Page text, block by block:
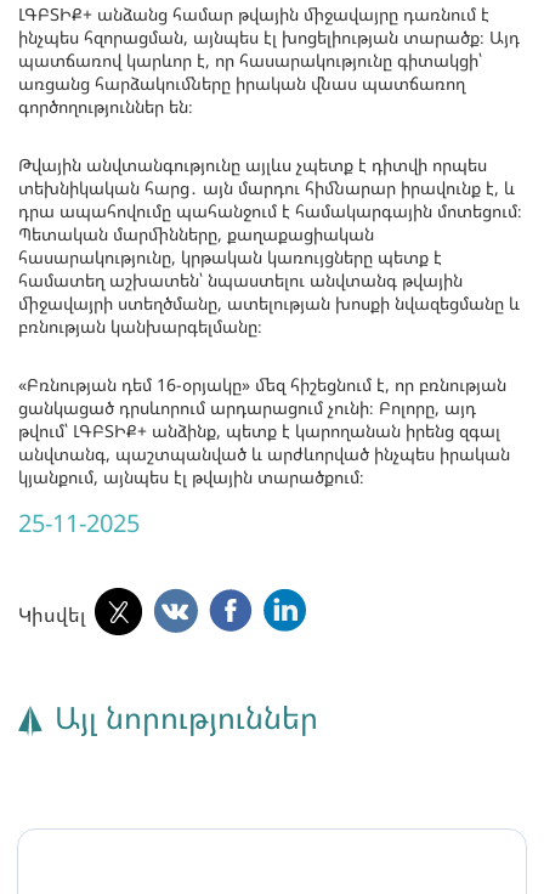
ԼԳԲՏԻՔ+ անձանց համար թվային միջավայրը դառնում է
ինչպես հզորացման, այնպես էլ խոցելիության տարածք։ Այդ
պատճառով կարևոր է, որ հասարակությունը գիտակցի՝
առցանց հարձակումները իրական վնաս պատճառող
գործողություններ են։
Թվային անվտանգությունը այլևս չպետք է դիտվի որպես
տեխնիկական հարց․ այն մարդու հիմնարար իրավունք է, և
դրա ապահովումը պահանջում է համակարգային մոտեցում։
Պետական մարմինները, քաղաքացիական
հասարակությունը, կրթական կառույցները պետք է
համատեղ աշխատեն՝ նպաստելու անվտանգ թվային
միջավայրի ստեղծմանը, ատելության խոսքի նվազեցմանը և
բռնության կանխարգելմանը։
«Բռնության դեմ 16-օրյակը» մեզ հիշեցնում է, որ բռնության
ցանկացած դրսևորում արդարացում չունի։ Բոլորը, այդ
թվում՝ ԼԳԲՏԻՔ+ անձինք, պետք է կարողանան իրենց զգալ
անվտանգ, պաշտպանված և արժևորված ինչպես իրական
կյանքում, այնպես էլ թվային տարածքում։
25-11-2025
Կիսվել
Այլ նորություններ